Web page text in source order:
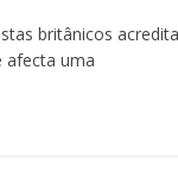
britânicos
afecta uma